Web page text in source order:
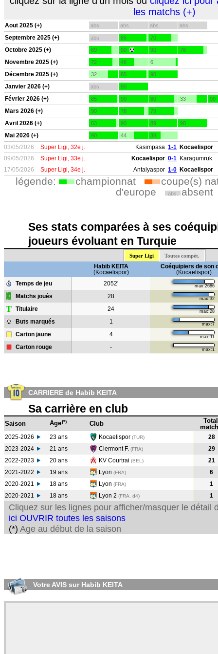
les matchs (+)
Aout 2025 (+) abs. abs. abs. abs.
Septembre 2025 (+) abs. 85 70
Octobre 2025 (+) 69 90 90 78
Novembre 2025 (+) 72 46 6
Décembre 2025 (+) 32 85 90
Janvier 2026 (+) abs. 90
Février 2026 (+) 85 90 80 33 90
Mars 2026 (+) 90 78 79
Avril 2026 (+) 83 90 89 90
Mai 2026 (+) 90 44 38
03/05/2026 Super Ligi, 32e j. Kasimpasa 1-1 Kocaelispor
09/05/2026
Super Ligi, 33e j. Kocaelispor 0-1 Karagumruk
17/05/2026
Super Ligi, 34e j. Antalyaspor 1-0 Kocaelispor
légende: championnat
coupe(s)
d'europe
abs. absent
Ses stats comparées à ses
joueurs évoluant en Turquie
Super Ligi Toutes compét.
Habib KEITA
(Kocaelispor)
Coéquipiers de son
(Kocaelispor)
Temps de jeu
2052' max:2686
Matchs joués 28 max:32
T Titulaire 24 max:28
Buts marqués 1 max:7
Carton jaune 4 max:11
Carton rouge - max:1
CARRIERE de Habib KEITA
Sa carrière en club
Saison Age(*) Club
Total
2025-2026 23 ans Kocaelispor (TUR)
28
2023-2024
21 ans Clermont F. (FRA)
29
2022-2023
20 ans KV Courtrai (BEL )
21
2021-2022
19 ans Lyon (FRA)
6
2020-2021
18 ans Lyon (FRA)
1
2020-2021
18 ans Lyon 2 (FRA, d4) 1
Cliquez sur les lignes pour afficher/masquer le détail
ici OUVRIR toutes les saisons
(*) Age au début de la saison
Votre AVIS sur Habib KEITA